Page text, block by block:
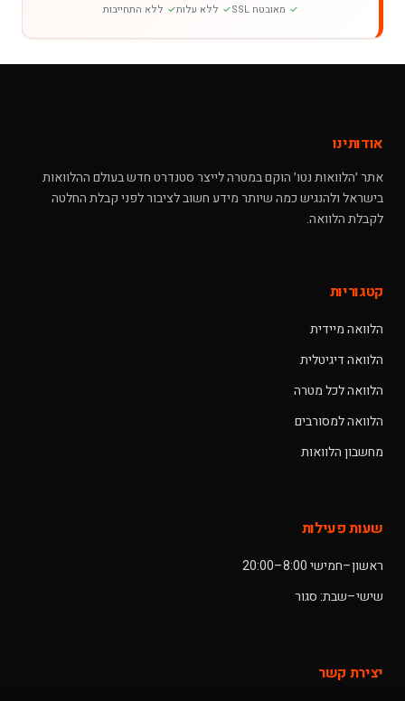
מאובטח SSL ללא עלות ללא התחייבות
אודותינו
אתר ׳הלוואות נטו׳ הוקם במטרה לייצר סטנדרט חדש בעולם ההלוואות
בישראל ולהנגיש כמה שיותר מידע חשוב לציבור לפני קבלת החלטה
לקבלת הלוואה.
קטגוריות
הלוואה מיידית
הלוואה דיגיטלית
הלוואה לכל מטרה
הלוואה למסורבים
מחשבון הלוואות
שעות פעילות
ראשון–חמישי 8:00–20:00
שישי–שבת: סגור
יצירת קשר